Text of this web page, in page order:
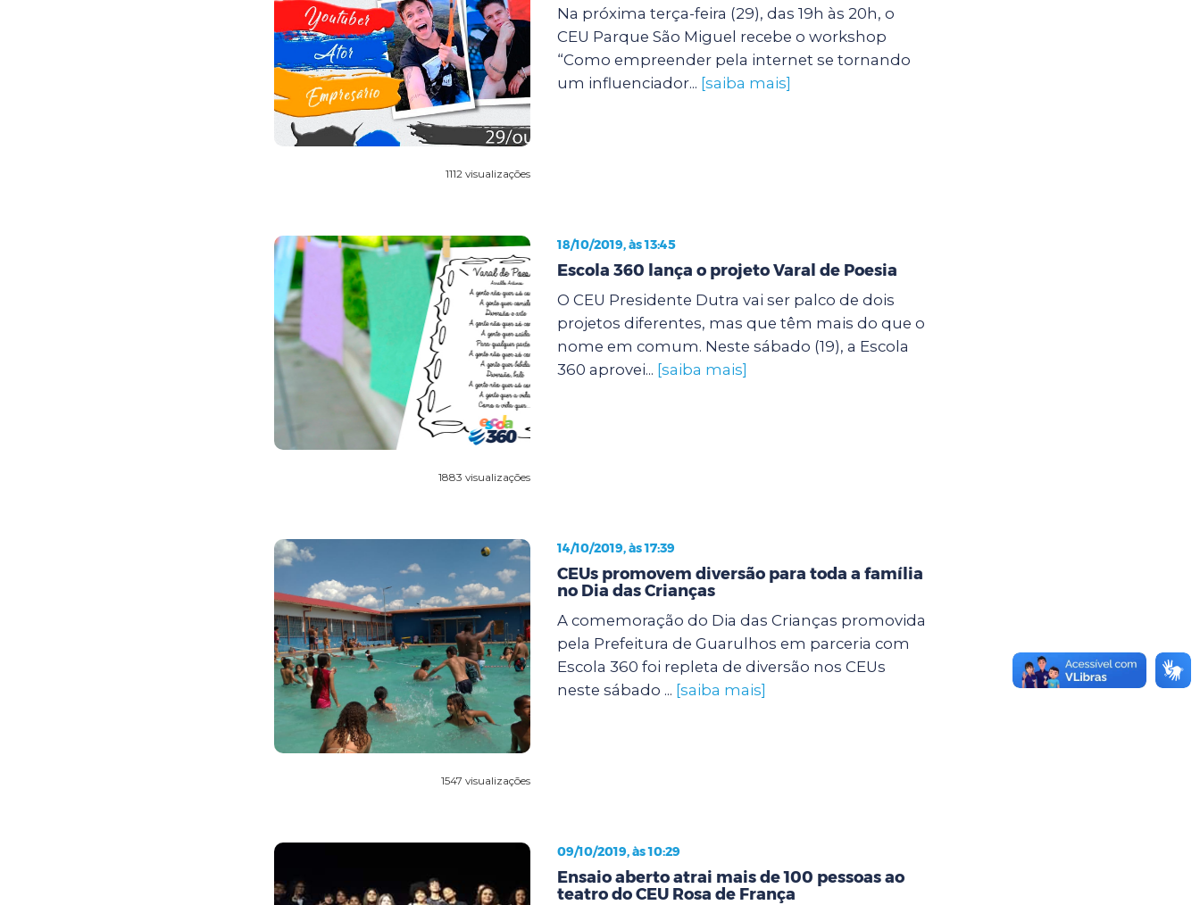
1112 visualizações
Na próxima terça-feira (29), das 19h às 20h, o
CEU Parque São Miguel recebe o workshop
“Como empreender pela internet se tornando
um influenciador... [saiba mais]
1883 visualizações
18/10/2019, às 13:45
Escola 360 lança o projeto Varal de Poesia
O CEU Presidente Dutra vai ser palco de dois
projetos diferentes, mas que têm mais do que o
nome em comum. Neste sábado (19), a Escola
360 aprovei... [saiba mais]
1547 visualizações
14/10/2019, às 17:39
CEUs promovem diversão para toda a família
no Dia das Crianças
A comemoração do Dia das Crianças promovida
pela Prefeitura de Guarulhos em parceria com
Escola 360 foi repleta de diversão nos CEUs
neste sábado ... [saiba mais]
09/10/2019, às 10:29
Ensaio aberto atrai mais de 100 pessoas ao
teatro do CEU Rosa de França